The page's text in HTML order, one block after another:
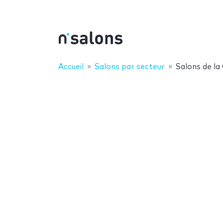
Accueil Salons par secteur Salons de la